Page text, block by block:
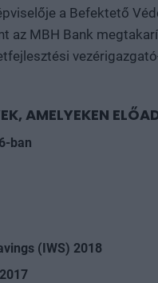
a Befektető
az MBH Bank
AMELYEKEN
ban
(IWS) 2018